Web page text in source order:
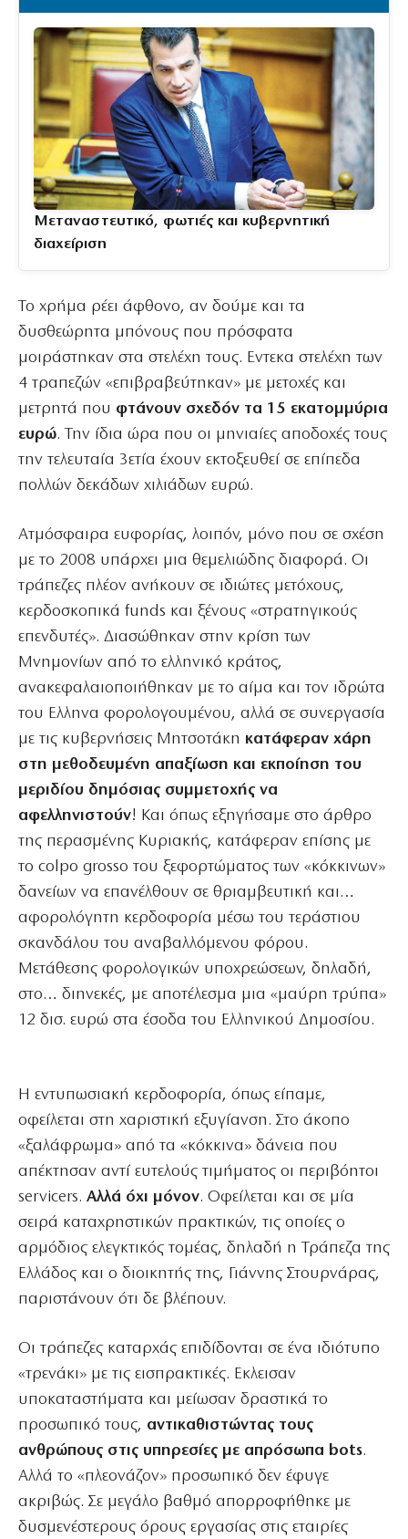
Μεταναστευτικό, φωτιές και κυβερνητική
διαχείριση
Το χρήμα ρέει άφθονο, αν δούμε και τα
δυσθεώρητα μπόνους που πρόσφατα
μοιράστηκαν στα στελέχη τους. Εντεκα στελέχη των
4 τραπεζών «επιβραβεύτηκαν» με μετοχές και
μετρητά που φτάνουν σχεδόν τα 15 εκατομμύρια
ευρώ. Την ίδια ώρα που οι μηνιαίες αποδοχές τους
την τελευταία 3ετία έχουν εκτοξευθεί σε επίπεδα
πολλών δεκάδων χιλιάδων ευρώ.
Ατμόσφαιρα ευφορίας, λοιπόν, μόνο που σε σχέση
με το 2008 υπάρχει μια θεμελιώδης διαφορά. Οι
τράπεζες πλέον ανήκουν σε ιδιώτες μετόχους,
κερδοσκοπικά funds και ξένους «στρατηγικούς
επενδυτές». Διασώθηκαν στην κρίση των
Μνημονίων από το ελληνικό κράτος,
ανακεφαλαιοποιήθηκαν με το αίμα και τον ιδρώτα
του Ελληνα φορολογουμένου, αλλά σε συνεργασία
με τις κυβερνήσεις Μητσοτάκη κατάφεραν χάρη
στη μεθοδευμένη απαξίωση και εκποίηση του
μεριδίου δημόσιας συμμετοχής να
αφελληνιστούν! Και όπως εξηγήσαμε στο άρθρο
της περασμένης Κυριακής, κατάφεραν επίσης με
το colpo grosso του ξεφορτώματος των «κόκκινων»
δανείων να επανέλθουν σε θριαμβευτική και…
αφορολόγητη κερδοφορία μέσω του τεράστιου
σκανδάλου του αναβαλλόμενου φόρου.
Μετάθεσης φορολογικών υποχρεώσεων, δηλαδή,
στο… διηνεκές, με αποτέλεσμα μια «μαύρη τρύπα»
12 δισ. ευρώ στα έσοδα του Ελληνικού Δημοσίου.
Η εντυπωσιακή κερδοφορία, όπως είπαμε,
οφείλεται στη χαριστική εξυγίανση. Στο άκοπο
«ξαλάφρωμα» από τα «κόκκινα» δάνεια που
απέκτησαν αντί ευτελούς τιμήματος οι περιβόητοι
servicers. Αλλά όχι μόνον. Οφείλεται και σε μία
σειρά καταχρηστικών πρακτικών, τις οποίες ο
αρμόδιος ελεγκτικός τομέας, δηλαδή η Τράπεζα της
Ελλάδος και ο διοικητής της, Γιάννης Στουρνάρας,
παριστάνουν ότι δε βλέπουν.
Οι τράπεζες καταρχάς επιδίδονται σε ένα ιδιότυπο
«τρενάκι» με τις εισπρακτικές. Εκλεισαν
υποκαταστήματα και μείωσαν δραστικά το
προσωπικό τους, αντικαθιστώντας τους
ανθρώπους στις υπηρεσίες με απρόσωπα bots.
Αλλά το «πλεονάζον» προσωπικό δεν έφυγε
ακριβώς. Σε μεγάλο βαθμό απορροφήθηκε με
δυσμενέστερους όρους εργασίας στις εταιρίες